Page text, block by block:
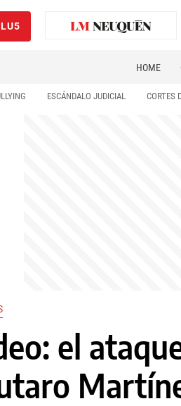
LU5
HOME
ESCÁNDALO JUDICIAL CORTES
el